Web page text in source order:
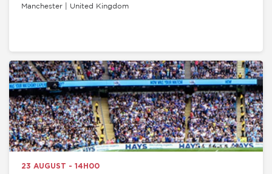
Manchester | United Kingdom
23 AUGUST - 14H00